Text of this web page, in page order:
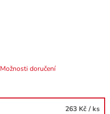
Možnosti doručení
263 Kč / ks